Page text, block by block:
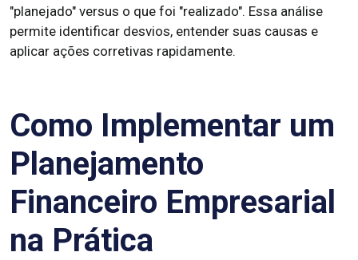
"planejado" versus o que foi "realizado". Essa análise
permite identificar desvios, entender suas causas e
aplicar ações corretivas rapidamente.
Como Implementar um
Planejamento
Financeiro Empresarial
na Prática